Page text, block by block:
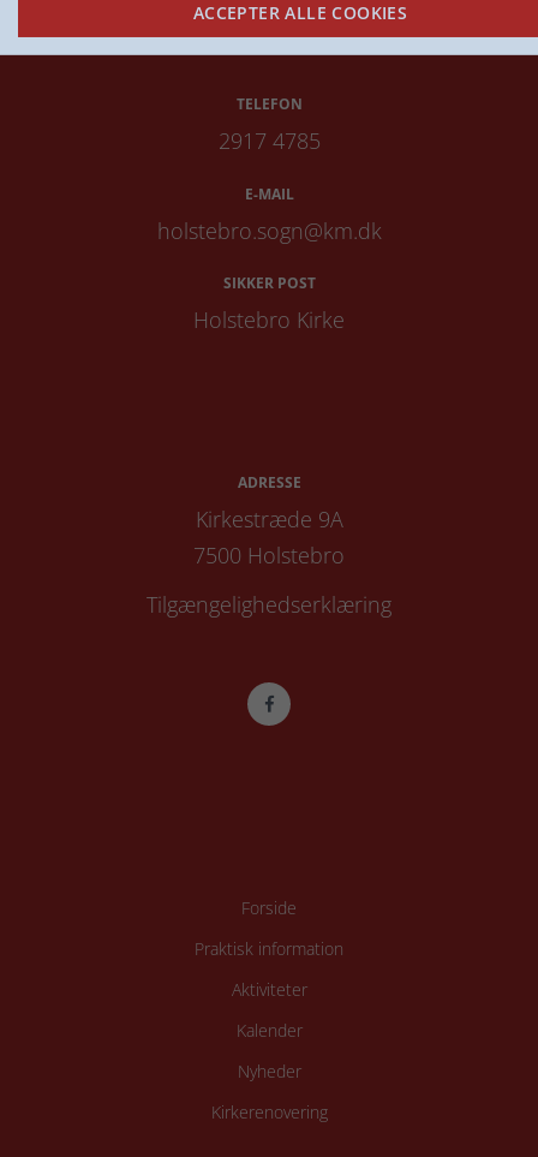
TELEFON
2917 4785
E-MAIL
holstebro.sogn@km.dk
SIKKER POST
Holstebro Kirke
ADRESSE
Kirkestræde 9A
7500 Holstebro
Tilgængelighedserklæring
Forside
Praktisk information
Aktiviteter
Kalender
Nyheder
Kirkerenovering
ACCEPTER ALLE COOKIES